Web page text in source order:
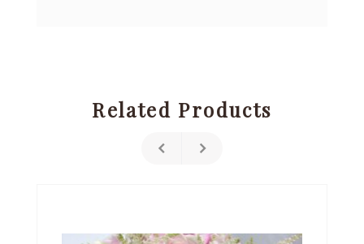
Related Products